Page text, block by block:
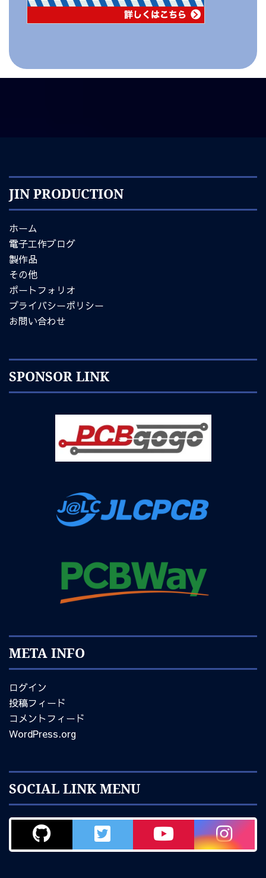
JIN PRODUCTION
ホーム
電子工作ブログ
製作品
その他
ポートフォリオ
プライバシーポリシー
お問い合わせ
SPONSOR LINK
META INFO
ログイン
投稿フィード
コメントフィード
WordPress.org
SOCIAL LINK MENU